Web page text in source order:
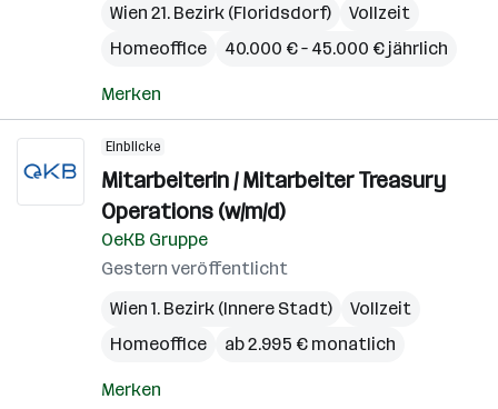
Wien 21. Bezirk (Floridsdorf)
Vollzeit
Homeoffice
40.000 € – 45.000 € jährlich
Merken
Einblicke
Mitarbeiterin / Mitarbeiter Treasury
Operations (w/m/d)
OeKB Gruppe
Gestern veröffentlicht
Wien 1. Bezirk (Innere Stadt)
Vollzeit
Homeoffice
ab 2.995 € monatlich
Merken